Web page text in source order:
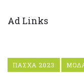
Ad Links
ΠΑΣΧΑ 2023